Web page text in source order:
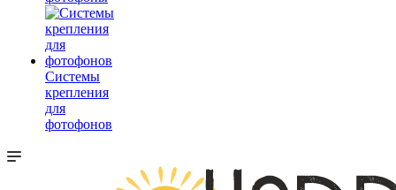
Системы
крепления
для
фотофонов